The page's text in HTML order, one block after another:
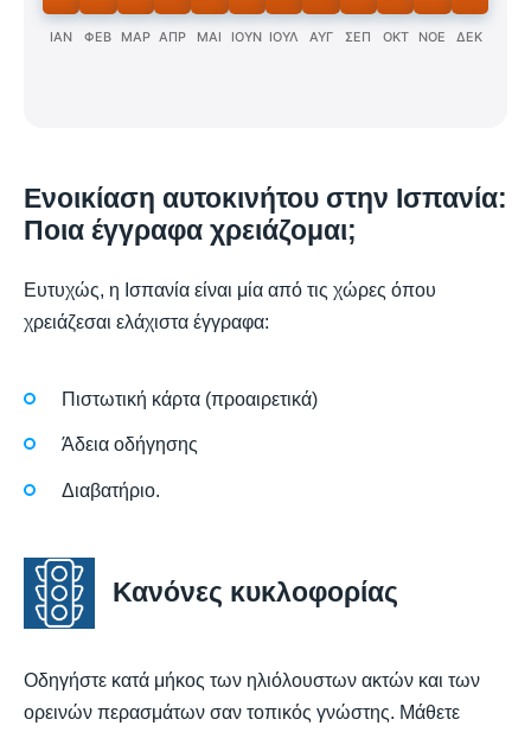
ΙΑΝ ΦΕΒ ΜΑΡ ΑΠΡ ΜΑΙ ΙΟΥΝ ΙΟΥΛ ΑΥΓ ΣΕΠ ΟΚΤ ΝΟΕ ΔΕΚ
Ενοικίαση αυτοκινήτου στην Ισπανία:
Ποια έγγραφα χρειάζομαι;
Ευτυχώς, η Ισπανία είναι μία από τις χώρες όπου
χρειάζεσαι ελάχιστα έγγραφα:
Πιστωτική κάρτα (προαιρετικά)
Άδεια οδήγησης
Διαβατήριο.
Κανόνες κυκλοφορίας
Οδηγήστε κατά μήκος των ηλιόλουστων ακτών και των
ορεινών περασμάτων σαν τοπικός γνώστης. Μάθετε